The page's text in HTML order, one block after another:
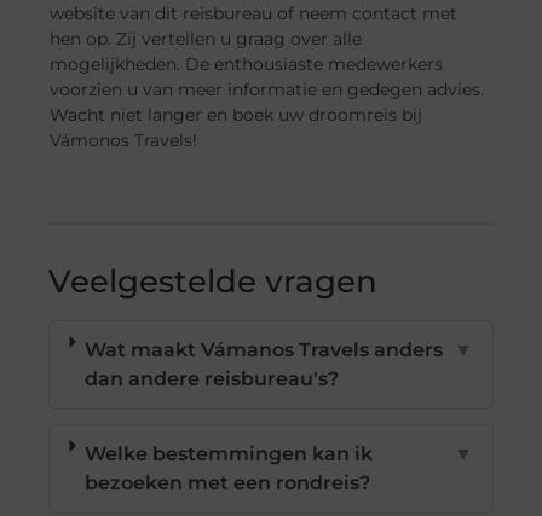
website van dit reisbureau of neem contact met
hen op. Zij vertellen u graag over alle
mogelijkheden. De enthousiaste medewerkers
voorzien u van meer informatie en gedegen advies.
Wacht niet langer en boek uw droomreis bij
Vámonos Travels!
Veelgestelde vragen
Wat maakt Vámanos Travels anders
dan andere reisbureau's?
▼
Welke bestemmingen kan ik
bezoeken met een rondreis?
▼